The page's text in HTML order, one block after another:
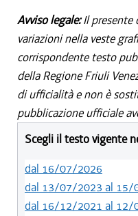
Avviso legale:Il presente
variazioni nella veste
corrispondente testo
della Regione Friuli
di ufficialità e non è
pubblicazione ufficiale
Scegli il testo vigente
dal 16/07/2026
dal 13/07/2023 al 15/
dal 16/12/2021 al 12/